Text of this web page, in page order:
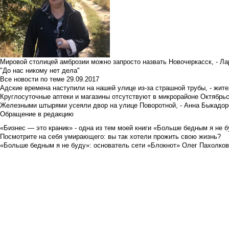
Мировой столицей амброзии можно запросто назвать Новочеркасск, -
"До нас никому нет дела"
Все новости по теме 29.09.2017
Адские времена наступили на нашей улице из-за страшной трубы, -
Круглосуточные аптеки и магазины отсутствуют в микрорайоне
Железными штырями усеяли двор на улице Поворотной, - Анна
Обращение в редакцию
«Бизнес — это краник» - одна из тем моей книги «Больше бедным я не
Посмотрите на себя умирающего: вы так хотели прожить свою жизнь?
«Больше бедным я не буду»: основатель сети «Блокнот» Олег Пахолков